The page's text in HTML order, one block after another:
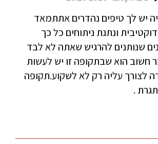
יש לך טיפים נהדרים אתתמאד
ונתנת ניתוחים כל כך
שנותנים להרגיש שאתה לא לבד
חשוב הוא שבתקופה זו יש לעשות
לצורך עליה רק לא לשקוע.תקופה
.